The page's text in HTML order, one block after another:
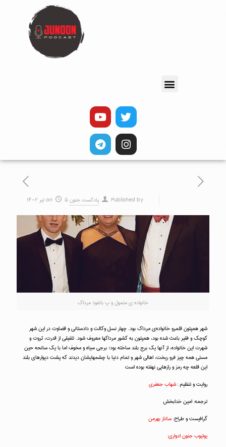
Published by پادکست جنون on ۵ تیر ۱۴۰۲
خانواده‌ ی متمول و پ بانفوذ مرداک
شهر همپتون قلمرو خانواده‌ی مرداک بود. چهار نسل وکالت و دادستانی و قضاوت در این شهر
کوچک و فقیر باعث شده بود، همپتون به کشور مرداکها معروف شود. تلفیقی از قدرت، ثروت و
شهرت این خانواده، از آنها یک برج بلند ساخته بود؛ برجی سیاه و مخوف اما با یک سانحه حین
مستی همه چیز فرو ریخت، اهالی شهر و تمام دنیا با چشمهایشان دیدند که پشت دیوارهای بلند
این قلعه چه رمز و رازهایی نهفته بوده است
روایت و تنظیم :شهاب جعفری
ترجمه: امین خدابخش
گرافیست و طراح: ساناز بهرمن
یوتیوب جنون ادواری: